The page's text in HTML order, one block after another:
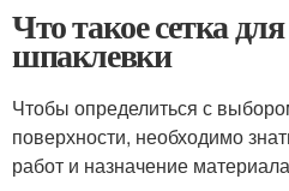
Что такое сетка
шпаклевки
Чтобы определиться с
поверхности, необходимо
работ и назначение